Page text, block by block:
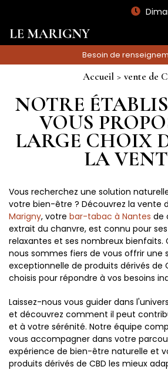
Besoin de
Accueil vente de
NOTRE
VOUS
LARGE CHOIX
LA
Vous recherchez une solution
votre bien-être ? Découvrez la vente
Marigny, votre bar-tabac à Nantes de
extrait du chanvre, est connu pour
relaxantes et ses nombreux bienfaits.
nous sommes fiers de vous offrir une
exceptionnelle de produits dérivés de
choisis pour répondre à vos besoins
Laissez-nous vous guider dans
et découvrez comment il peut
et à votre sérénité. Notre équipe
vous accompagner dans votre
expérience de bien-être naturelle et
produits dérivés de CBD les mieux